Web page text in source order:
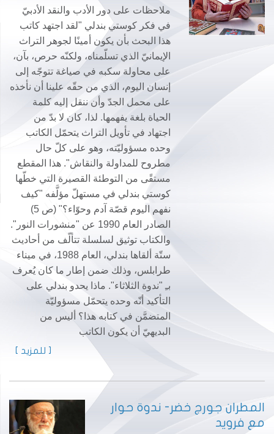
ملاحظات على دور الأدب والنقد الأدبيّ
في فكر كوستي بندلي "لقد اجتهد كاتب
هذا البحث بأن يكون أمينًا لجوهر التراث
الإيمانيّ الذي تسلّمناه، ولكنّه حرص، بآن،
على محاولة سكبه في صياغة تتوجّه إلى
إنسان اليوم، الذي من حقّه علينا أن نأخذه
على محمل الجدّ وأن ننقل إليه كلمة
الحياة بلغة يفهمها. لذا، كان لا بدّ من
اجتهاد في تأويل التراث يتحمّل الكاتب
وحده مسؤوليّته، وهو على كلّ حال
مطروح للمداولة والنقاش". هذا المقطع
مستقًى من التوطئة القصيرة التي خطّها
كوستي بندلي في مستهلّ مؤلَّفه "كيف
نفهم اليوم قصّة آدم وحوّاء؟" (ص 5)
الصادر العام 1990 عن "منشورات النور".
والكتاب توثيق لسلسلة تتألّف من أحاديث
ستّة ألقاها بندلي، العام 1988، في ميناء
طرابلس، وذلك ضمن إطار ما كان يُعرف
بـِ "ندوة الثلاثاء". ماذا يحدو بندلي على
التأكيد أنّه وحده يتحمّل مسؤوليّة
المتضمَّن في كتابه هذا؟ أليس من
البديهيّ أن يكون الكاتب
[ للمزيد ]
المطران جورج خضر- ندوة حوار
مع فرويد